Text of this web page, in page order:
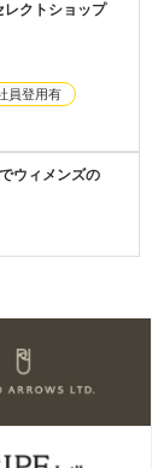
レクトショップ
員登用有
ウィメンズの